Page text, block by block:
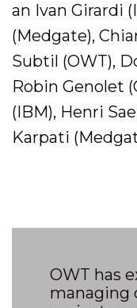
an Ivan Girardi
(Medgate),
Subtil (OWT),
Robin Genolet
(IBM), Henri
Karpati
OWT has
managing